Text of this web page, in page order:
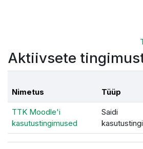
Aktiivsete
Nimetus Tüüp
TTK Moodle'i
kasutustingimused
Saidi